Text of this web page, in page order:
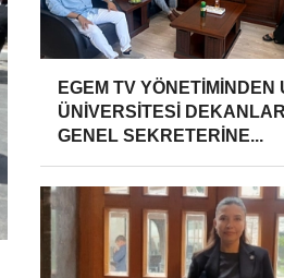
EGEM TV YÖNETİMİNDEN
ÜNİVERSİTESİ
GENEL SEKRETERİNE...